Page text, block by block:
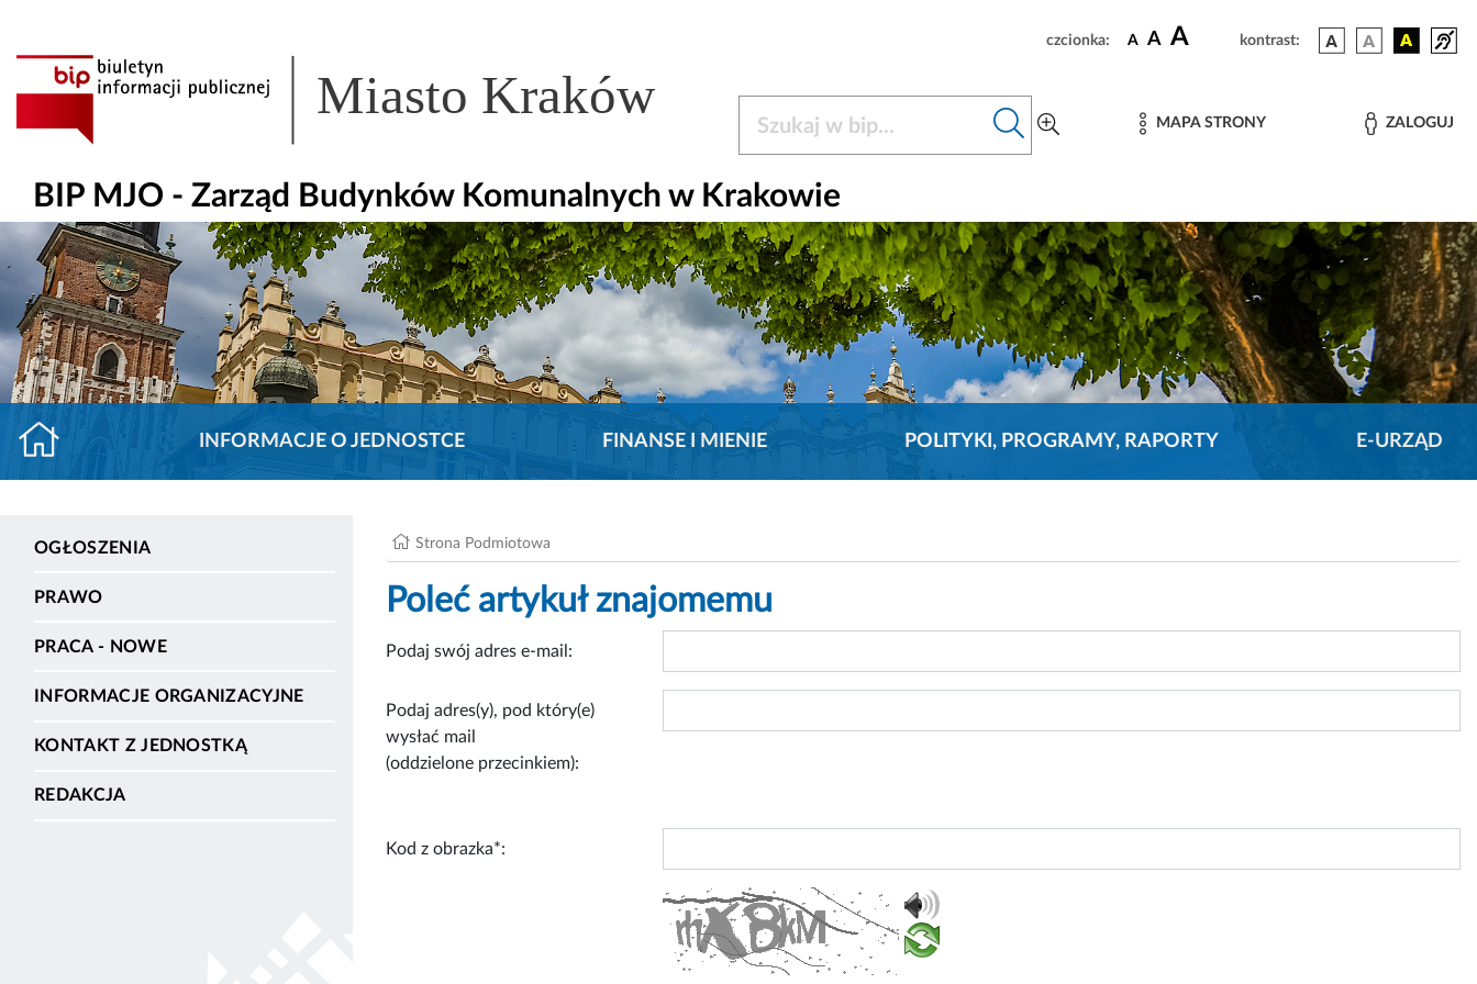
czcionka: A A A kontrast:
Miasto Kraków MAPA STRONY ZALOGUJ
BIP MJO - Zarząd Budynków Komunalnych w Krakowie
INFORMACJE O JEDNOSTCE FINANSE I MIENIE POLITYKI, PROGRAMY, RAPORTY E-URZĄD
OGŁOSZENIA
PRAWO
PRACA - NOWE
INFORMACJE ORGANIZACYJNE
KONTAKT Z JEDNOSTKĄ
REDAKCJA
Strona Podmiotowa
Poleć artykuł znajomemu
Podaj swój adres e-mail:
Podaj adres(y), pod który(e)
wysłać mail
(oddzielone przecinkiem):
Kod z obrazka*: